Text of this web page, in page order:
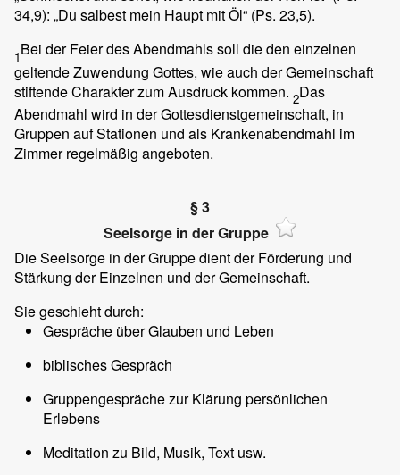
34,9): „Du salbest mein Haupt mit Öl“ (Ps. 23,5).
1Bei der Feier des Abendmahls soll die den einzelnen
geltende Zuwendung Gottes, wie auch der Gemeinschaft
stiftende Charakter zum Ausdruck kommen. 2Das
Abendmahl wird in der Gottesdienstgemeinschaft, in
Gruppen auf Stationen und als Krankenabendmahl im
Zimmer regelmäßig angeboten.
§ 3
Seelsorge in der Gruppe
Die Seelsorge in der Gruppe dient der Förderung und
Stärkung der Einzelnen und der Gemeinschaft.
Sie geschieht durch:
Gespräche über Glauben und Leben
biblisches Gespräch
Gruppengespräche zur Klärung persönlichen
Erlebens
Meditation zu Bild, Musik, Text usw.